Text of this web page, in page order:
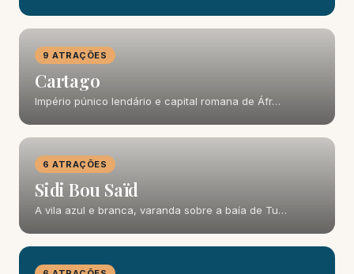
9 ATRAÇÕES
Cartago
Império púnico lendário e capital romana de Áfr…
6 ATRAÇÕES
Sidi Bou Saïd
A vila azul e branca, varanda sobre a baía de Tu…